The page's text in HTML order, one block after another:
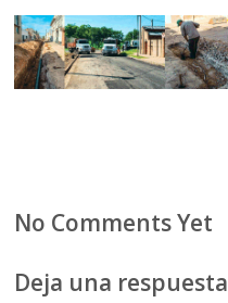
No Comments Yet
Deja una respuesta